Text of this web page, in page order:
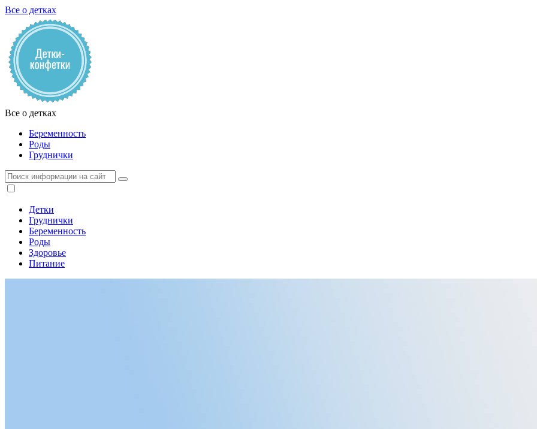
Все о детках
Все о детках
Беременность
Роды
Груднички
Детки
Груднички
Беременность
Роды
Здоровье
Питание